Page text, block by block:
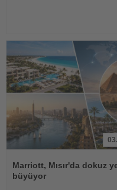
Oku
Marriott, Mısır'da dokuz
büyüyor